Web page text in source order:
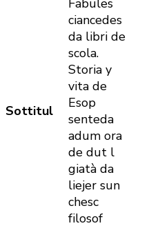
Sottitul
Fabules
ciancedes
da libri de
scola.
Storia y
vita de
Esop
senteda
adum ora
de dut l
giatà da
liejer sun
chesc
filosof